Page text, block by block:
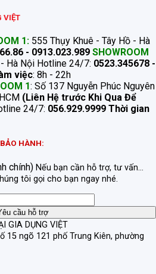
VIỆT
1: 555 Thụy Khuê - Tây Hồ - Hà
- 0913.023.989 SHOWROOM
Hà Nội Hotline 24/7: 0523.345678 -
việc: 8h - 22h
1: Số 137 Nguyễn Phúc Nguyên
(Liên Hệ trước Khi Qua Để
24/7: 056.929.9999 Thời gian
HÀNH:
chính) Nếu bạn cần hỗ trợ, tư vấn...
tôi gọi cho bạn ngay nhé.
GIA DỤNG VIỆT
15 ngõ 121 phố Trung Kiên, phường